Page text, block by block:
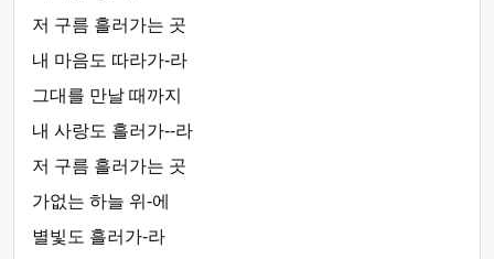
저 구름 흘러가는 곳
내 마음도 따라가-라
그대를 만날 때까지
내 사랑도 흘러가--라
저 구름 흘러가는 곳
가없는 하늘 위-에
별빛도 흘러가-라